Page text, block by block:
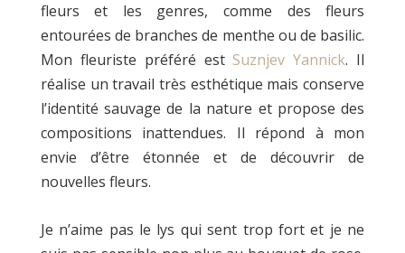
fleurs et les genres, comme des fleurs
entourées de branches de menthe ou de basilic.
Mon fleuriste préféré est Suznjev Yannick. Il
réalise un travail très esthétique mais conserve
l’identité sauvage de la nature et propose des
compositions inattendues. Il répond à mon
envie d’être étonnée et de découvrir de
nouvelles fleurs.
Je n’aime pas le lys qui sent trop fort et je ne